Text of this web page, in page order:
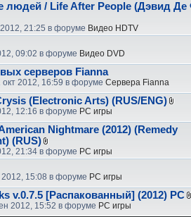
людей / Life After People (Дэвид Де
21:25 в форуме Видео HDTV
09:02 в форуме Видео DVD
серверов Fianna
окт 2012, 16:59 в форуме Сервера Fianna
(Electronic Arts) (RUS/ENG)
12:16 в форуме PC игры
Nightmare (2012) (Remedy
(RUS)
21:34 в форуме PC игры
2012, 15:08 в форуме PC игры
v.0.7.5 [Распакованный] (2012) PC
2012, 15:52 в форуме PC игры